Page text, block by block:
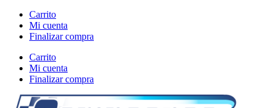
Carrito
Mi cuenta
Finalizar compra
Carrito
Mi cuenta
Finalizar compra